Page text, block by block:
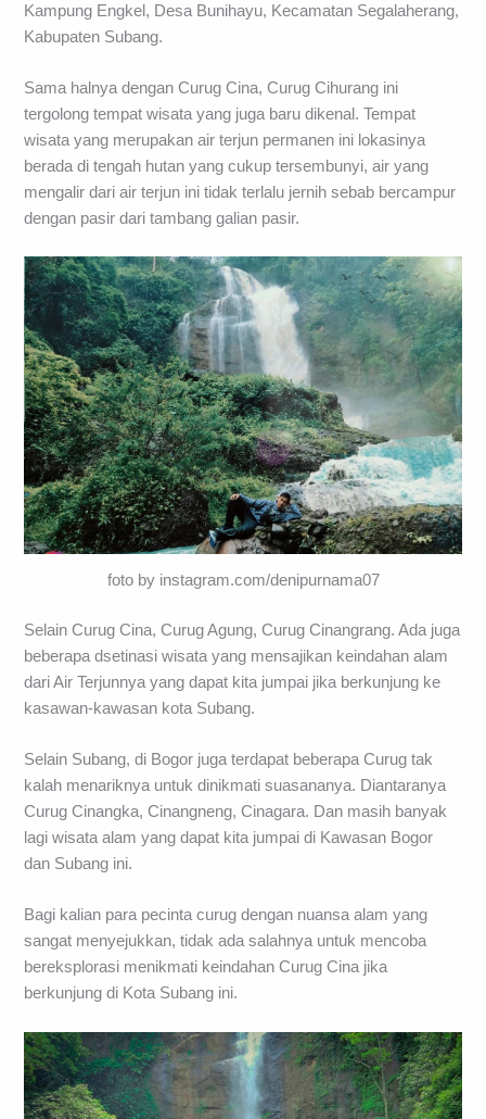
Kampung Engkel, Desa Bunihayu, Kecamatan Segalaherang,
Kabupaten Subang.
Sama halnya dengan Curug Cina, Curug Cihurang ini
tergolong tempat wisata yang juga baru dikenal. Tempat
wisata yang merupakan air terjun permanen ini lokasinya
berada di tengah hutan yang cukup tersembunyi, air yang
mengalir dari air terjun ini tidak terlalu jernih sebab bercampur
dengan pasir dari tambang galian pasir.
foto by instagram.com/denipurnama07
Selain Curug Cina, Curug Agung, Curug Cinangrang. Ada juga
beberapa dsetinasi wisata yang mensajikan keindahan alam
dari Air Terjunnya yang dapat kita jumpai jika berkunjung ke
kasawan-kawasan kota Subang.
Selain Subang, di Bogor juga terdapat beberapa Curug tak
kalah menariknya untuk dinikmati suasananya. Diantaranya
Curug Cinangka, Cinangneng, Cinagara. Dan masih banyak
lagi wisata alam yang dapat kita jumpai di Kawasan Bogor
dan Subang ini.
Bagi kalian para pecinta curug dengan nuansa alam yang
sangat menyejukkan, tidak ada salahnya untuk mencoba
bereksplorasi menikmati keindahan Curug Cina jika
berkunjung di Kota Subang ini.